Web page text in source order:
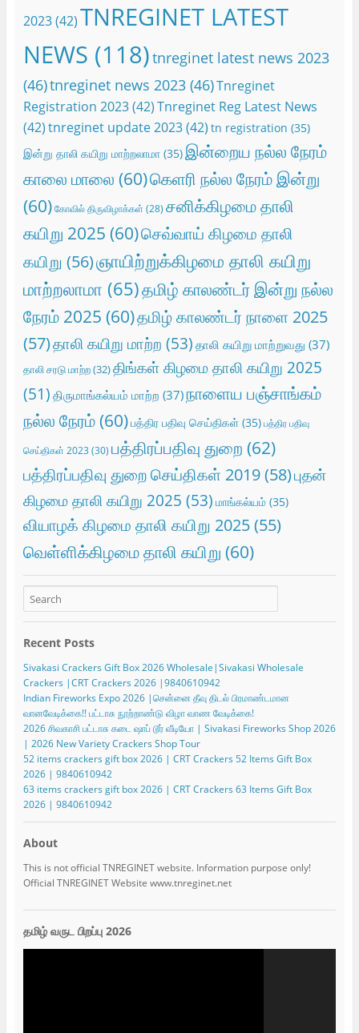
2023(42)TNREGINET LATEST
NEWS (118)tnreginet latest news 2023
(46)tnreginet news 2023(46)Tnreginet
Registration 2023(42)Tnreginet Reg Latest News
(42)tnreginet update 2023(42) tn registration (35)
இன்று தாலி கயிறு மாற்றலாமா(35)இன்றைய நல்ல நேரம்
காலை மாலை (60)கெளரி நல்ல நேரம் இன்று
(60) கோவில் திருவிழாக்கள் (28) சனிக்கிழமை தாலி
கயிறு 2025 (60)செவ்வாய் கிழமை தாலி
கயிறு (56)ஞாயிற்றுக்கிழமை தாலி கயிறு
மாற்றலாமா (65)தமிழ் காலண்டர் இன்று நல்ல
நேரம் 2025 (60)தமிழ் காலண்டர் நாளை 2025
(57)தாலி கயிறு மாற்ற (53) தாலி கயிறு மாற்றுவது (37)
தாலி சரடு மாற்ற(32)திங்கள் கிழமை தாலி கயிறு 2025
(51) திருமாங்கல்யம் மாற்ற (37)நாளைய பஞ்சாங்கம்
நல்ல நேரம்(60)பத்திர பதிவு செய்திகள்(35) பத்திர பதிவு
செய்திகள் 2023 (30) பத்திரப்பதிவு துறை (62)
பத்திரப்பதிவு துறை செய்திகள் 2019(58)புதன்
கிழமை தாலி கயிறு 2025 (53) மாங்கல்யம்(35)
வியாழக் கிழமை தாலி கயிறு 2025(55)
வெள்ளிக்கிழமை தாலி கயிறு (60)
Recent Posts
Sivakasi Crackers Gift Box 2026 Wholesale|Sivakasi Wholesale
Crackers |CRT Crackers 2026 |9840610942
Indian Fireworks Expo 2026 |சென்னை தீவு திடல் பிரமாண்டமான
வானவேடிக்கை!! பட்டாசு நூற்றாண்டு விழா வாண வேடிக்கை!
2026 சிவகாசி பட்டாசு கடை ஷாப் டூர் வீடியோ | Sivakasi Fireworks Shop 2026
| 2026 New Variety Crackers Shop Tour
52 items crackers gift box 2026 | CRT Crackers 52 Items Gift Box
2026 | 9840610942
63 items crackers gift box 2026 | CRT Crackers 63 Items Gift Box
2026 | 9840610942
About
This is not official TNREGINET website. Information purpose only!
Official TNREGINET Website www.tnreginet.net
தமிழ் வருட பிறப்பு 2026